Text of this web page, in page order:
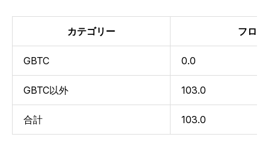
カテゴリー フロ
GBTC 0.0
GBTC以外 103.0
合計 103.0